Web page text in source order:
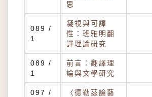
思
089 /
1
凝視與可譯
性：班雅明翻
譯理論研究
089 /
1
前言：翻譯理
論與文學研究
097 /
〈德勒茲論藝